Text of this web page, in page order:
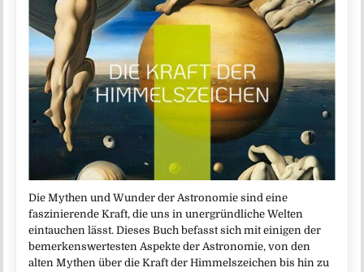
Die Mythen und Wunder der Astronomie sind eine
faszinierende Kraft, die uns in unergründliche Welten
eintauchen lässt. Dieses Buch befasst sich mit einigen der
bemerkenswertesten Aspekte der Astronomie, von den
alten Mythen über die Kraft der Himmelszeichen bis hin zu